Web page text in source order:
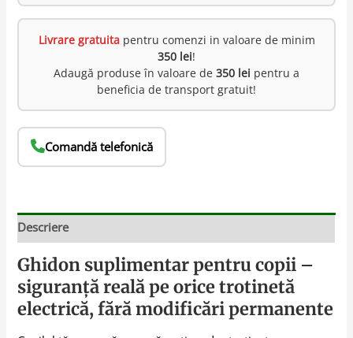
Livrare gratuitapentru comenzi in valoare de minim
350 lei!
Adaugă produse în valoare de 350 lei pentru a
beneficia de transport gratuit!
Comandă telefonică
Descriere
Ghidon suplimentar pentru copii –
siguranță reală pe orice trotinetă
electrică, fără modificări permanente